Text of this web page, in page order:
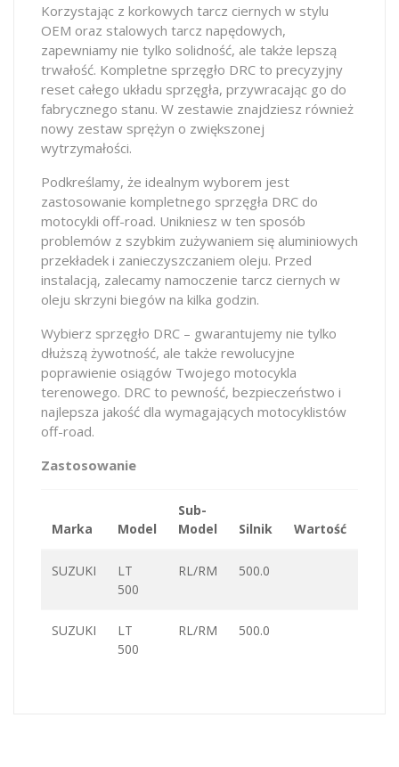
Korzystając z korkowych tarcz ciernych w stylu
OEM oraz stalowych tarcz napędowych,
zapewniamy nie tylko solidność, ale także lepszą
trwałość. Kompletne sprzęgło DRC to precyzyjny
reset całego układu sprzęgła, przywracając go do
fabrycznego stanu. W zestawie znajdziesz również
nowy zestaw sprężyn o zwiększonej
wytrzymałości.
Podkreślamy, że idealnym wyborem jest
zastosowanie kompletnego sprzęgła DRC do
motocykli off-road. Unikniesz w ten sposób
problemów z szybkim zużywaniem się aluminiowych
przekładek i zanieczyszczaniem oleju. Przed
instalacją, zalecamy namoczenie tarcz ciernych w
oleju skrzyni biegów na kilka godzin.
Wybierz sprzęgło DRC – gwarantujemy nie tylko
dłuższą żywotność, ale także rewolucyjne
poprawienie osiągów Twojego motocykla
terenowego. DRC to pewność, bezpieczeństwo i
najlepsza jakość dla wymagających motocyklistów
off-road.
Zastosowanie
Marka Model
Sub-
Model
Silnik Wartość
SUZUKI
LT
500
RL/RM 500.0
SUZUKI
LT
500
RL/RM 500.0